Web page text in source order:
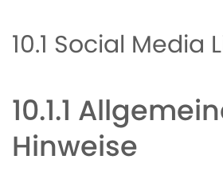
10.1 Social Media
10.1.1
Hinweise